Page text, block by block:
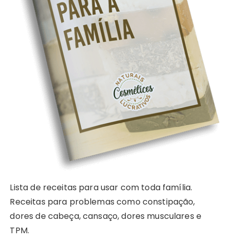
Lista de receitas para usar com toda família.
Receitas para problemas como constipação,
dores de cabeça, cansaço, dores musculares e
TPM.